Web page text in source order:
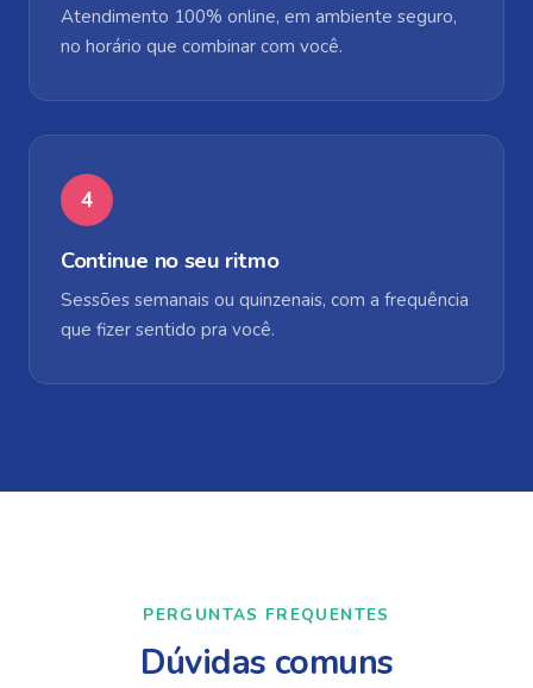
Atendimento 100% online, em ambiente seguro,
no horário que combinar com você.
4
Continue no seu ritmo
Sessões semanais ou quinzenais, com a frequência
que fizer sentido pra você.
PERGUNTAS FREQUENTES
Dúvidas comuns